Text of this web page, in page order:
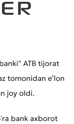
ATB tijorat
tomonidan e’lon
joy oldi.
bank axborot